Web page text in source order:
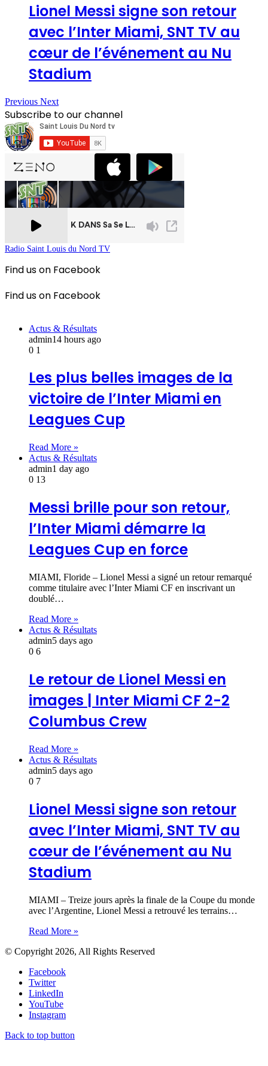
Lionel Messi signe son retour
avec l’Inter Miami, SNT TV au
cœur de l’événement au Nu
Stadium
Previous Next
Subscribe to our channel
Radio Saint Louis du Nord TV
Find us on Facebook
Find us on Facebook
Actus & Résultats
admin14 hours ago
0 1
Les plus belles images de la
victoire de l’Inter Miami en
Leagues Cup
Read More »
Actus & Résultats
admin1 day ago
0 13
Messi brille pour son retour,
l’Inter Miami démarre la
Leagues Cup en force
MIAMI, Floride – Lionel Messi a signé un retour remarqué
comme titulaire avec l’Inter Miami CF en inscrivant un
doublé…
Read More »
Actus & Résultats
admin5 days ago
0 6
Le retour de Lionel Messi en
images | Inter Miami CF 2-2
Columbus Crew
Read More »
Actus & Résultats
admin5 days ago
0 7
Lionel Messi signe son retour
avec l’Inter Miami, SNT TV au
cœur de l’événement au Nu
Stadium
MIAMI – Treize jours après la finale de la Coupe du monde
avec l’Argentine, Lionel Messi a retrouvé les terrains…
Read More »
© Copyright 2026, All Rights Reserved
Facebook
Twitter
LinkedIn
YouTube
Instagram
Back to top button